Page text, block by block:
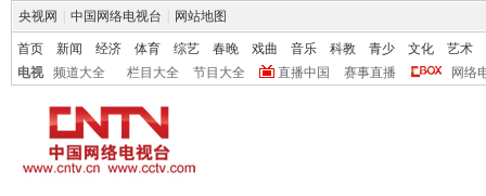
央视网 中国网络电视台 网站地图
首页 新闻 经济 体育 综艺 春晚 戏曲 音乐 科教 青少 文化
艺术
电视
频道大全 栏目大全 节目大全 直播中国 赛事直播 网络